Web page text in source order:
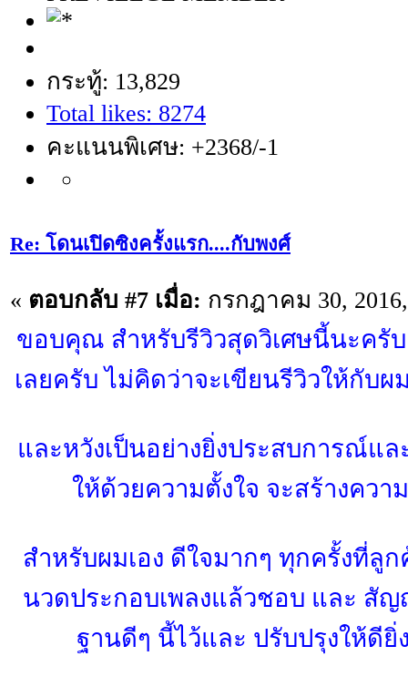
กระทู้: 13,829
Total likes: 8274
คะแนนพิเศษ: +2368/-1
Re: โดนเปิดซิงครั้งแรก....กับพงศ์
« ตอบกลับ #7 เมื่อ: กรกฎาคม 30,
ขอบคุณ สำหรับรีวิวสุดวิเศษนี้นะครั
เลยครับ ไม่คิดว่าจะเขียนรีวิวให้กับ
และหวังเป็นอย่างยิ่งประสบการณ์แ
ให้ด้วยความตั้งใจ จะสร้างคว
สำหรับผมเอง ดีใจมากๆ ทุกครั้งที่ลู
นวดประกอบเพลงแล้วชอบ และ สั
ฐานดีๆ นี้ไว้และ ปรับปรุงให้ดียิ่